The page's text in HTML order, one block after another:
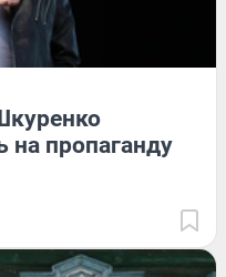
на пропаганду